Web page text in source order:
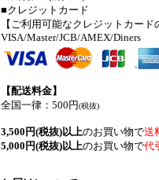
■クレジットカード
【ご利用可能なクレジットカード
VISA/Master/JCB/AMEX/Diners
【配送料金】
全国一律：500円(税抜)
3,500円(税抜)以上のお買い物で送
5,000円(税抜)以上のお買い物で代